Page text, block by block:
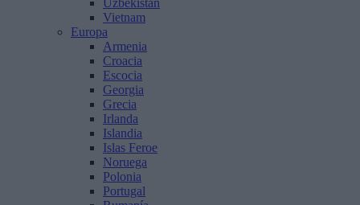
Uzbekistán
Vietnam
Europa
Armenia
Croacia
Escocia
Georgia
Grecia
Irlanda
Islandia
Islas Feroe
Noruega
Polonia
Portugal